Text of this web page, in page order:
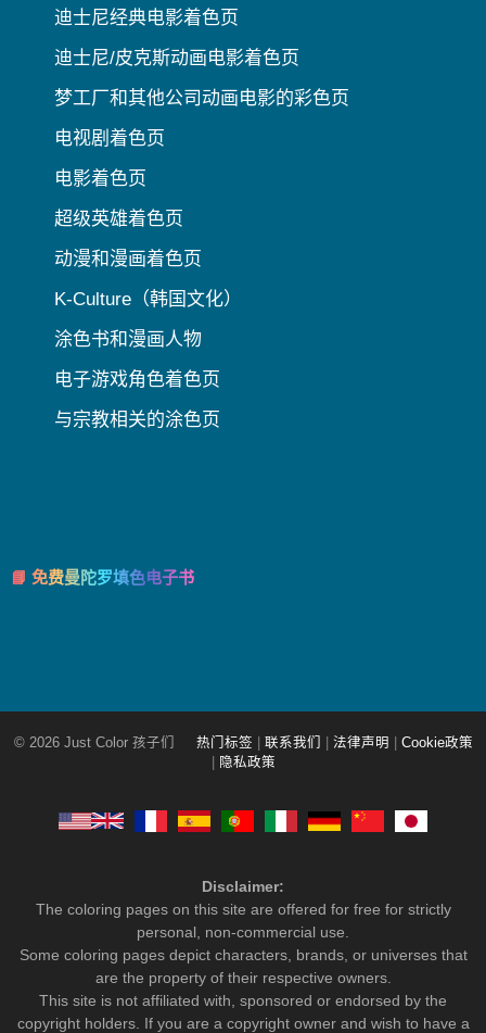
迪士尼经典电影着色页
迪士尼/皮克斯动画电影着色页
梦工厂和其他公司动画电影的彩色页
电视剧着色页
电影着色页
超级英雄着色页
动漫和漫画着色页
K-Culture（韩国文化）
涂色书和漫画人物
电子游戏角色着色页
与宗教相关的涂色页
📘 免费曼陀罗填色电子书
© 2026 Just Color 孩子们 热门标签 联系我们 法律声明
Cookie政策
隐私政策
Disclaimer:
The coloring pages on this site are offered for free for strictly
personal, non-commercial use.
Some coloring pages depict characters, brands, or universes that
are the property of their respective owners.
This site is not affiliated with, sponsored or endorsed by the
copyright holders. If you are a copyright owner and wish to have a